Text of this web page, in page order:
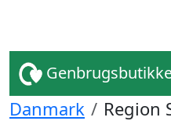
Danmark Region